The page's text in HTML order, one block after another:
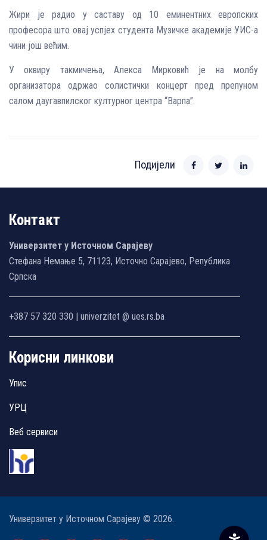
Жири је радио у саставу од 10 еминентних европских
професора што овај успјех студента Музичке академије УИС-а
чини још већим.
У оквиру такмичења, Алекса Мирковић је на молбу
организатора одржао солистички концерт пред препуном
салом даугавпилског културног центра “Варпа”.
Подијели
Контакт
Универзитет у Источном Сарајеву
Стефана Немање 5, 71123, Источно Сарајево, Република
Српска
+387 57 320 330 | univerzitet @ ues.rs.ba
Корисни линкови
Упис
УРЦ
Веб сервиси
Универзитет у Источном Сарајеву © 2026.